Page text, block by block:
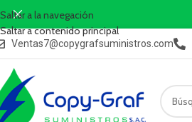
Saltar a la navegación
Saltar a contenido principal
Ventas7@copygrafsuministros.com